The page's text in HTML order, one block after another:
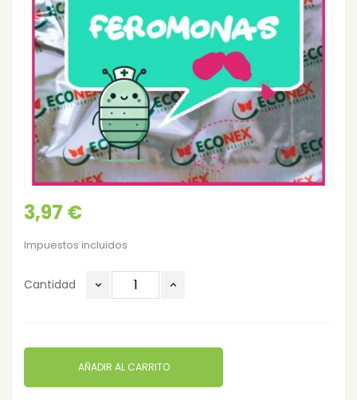
3,97 €
Impuestos incluidos
Cantidad
AÑADIR AL CARRITO